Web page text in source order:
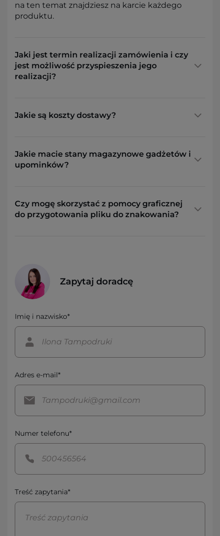
na ten temat znajdziesz na karcie każdego
produktu.
Jaki jest termin realizacji zamówienia i czy
jest możliwość przyspieszenia jego
realizacji?
Jakie są koszty dostawy?
Jakie macie stany magazynowe gadżetów i
upominków?
Czy mogę skorzystać z pomocy graficznej
do przygotowania pliku do znakowania?
Zapytaj doradcę
Imię i nazwisko*
Adres e-mail*
Numer telefonu*
Treść zapytania*